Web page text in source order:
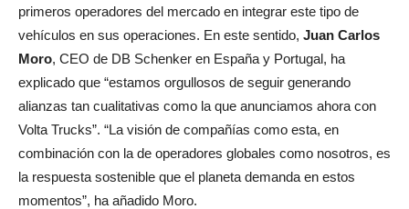
primeros operadores del mercado en integrar este tipo de
vehículos en sus operaciones. En este sentido, Juan Carlos
Moro, CEO de DB Schenker en España y Portugal, ha
explicado que “estamos orgullosos de seguir generando
alianzas tan cualitativas como la que anunciamos ahora con
Volta Trucks”. “La visión de compañías como esta, en
combinación con la de operadores globales como nosotros, es
la respuesta sostenible que el planeta demanda en estos
momentos”, ha añadido Moro.